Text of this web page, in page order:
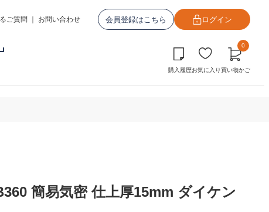
ご質問 お問い合わせ 会員登録はこちら ログイン
購入履歴お気に入り
0
買い物かご
簡易気密 仕上厚15mm ダイケン